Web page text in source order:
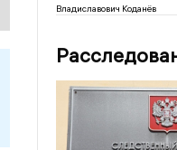
Владиславович Коданёв